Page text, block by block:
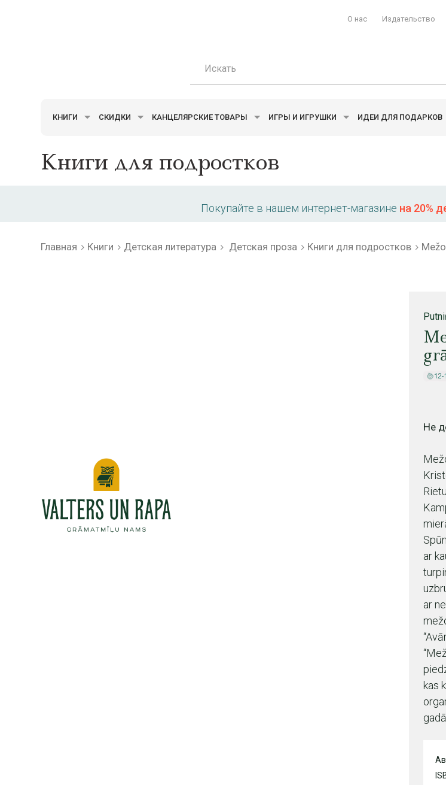
О нас Издательство
КНИГИ СКИДКИ КАНЦЕЛЯРСКИЕ ТОВАРЫ ИГРЫ И ИГРУШКИ ИДЕИ ДЛЯ ПОДАРКОВ
Книги для подростков
Покупайте в нашем интернет-магазине на 20%
Главная Книги Детская литература Детская проза Книги для подростков
Не
ar
ar
kas